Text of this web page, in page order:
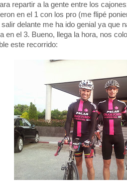
repartir a la gente entre los
en el 1 con los pro (me flipé
delante me ha ido genial ya que
en el 3. Bueno, llega la hora, nos
este recorrido: